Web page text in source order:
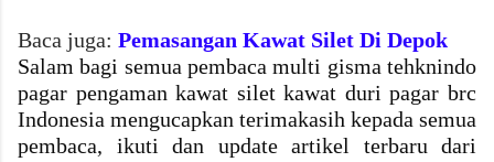
Baca juga: Pemasangan Kawat Silet Di Depok
Salam bagi semua pembaca multi gisma tehknindo
pagar pengaman kawat silet kawat duri pagar brc
Indonesia mengucapkan terimakasih kepada semua
pembaca, ikuti dan update artikel terbaru dari